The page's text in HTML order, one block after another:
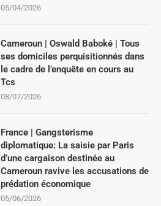
05/04/2026
Cameroun | Oswald Baboké | Tous
ses domiciles perquisitionnés dans
le cadre de l’enquête en cours au
Tcs
08/07/2026
France | Gangsterisme
diplomatique: La saisie par Paris
d’une cargaison destinée au
Cameroun ravive les accusations de
prédation économique
05/06/2026